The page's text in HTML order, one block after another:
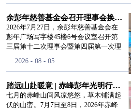
余彭年慈善基金会召开理事会换届会议
2026年7月27日，余彭年慈善基金会在
彭年广场写字楼45楼6号会议室召开第
三届第十二次理事会暨第四届第一次理
徐滨先生；副理事长兼秘书长彭志兵先
生、李玲辉先生、郭启兴先生及梅鑫先
生，现场列席人员:监事孙海跃先生，联
合党支部书记曾层同志。本次会议由理
2026 - 08 - 05
踏远山赴暖意 | 赤峰彭年光明行动启程，入户回访接住乡亲眼底的光亮
七月的赤峰山间风凉悠悠，草木铺满起
伏的山峦。7月7日至8日，2026年赤峰